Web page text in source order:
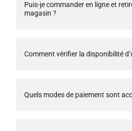
Puis-je commander en ligne et
magasin ?
Comment vérifier la disponibilité
Quels modes de paiement sont